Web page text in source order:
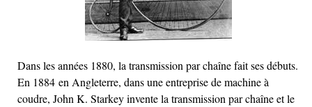
Dans les années 1880, la transmission par chaîne fait ses débuts.
En 1884 en Angleterre, dans une entreprise de machine à
coudre, John K. Starkey invente la transmission par chaîne et le